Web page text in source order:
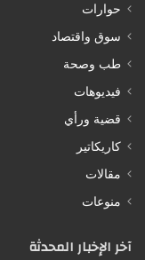
حوارات
سوق واقتصاد
طب وصحة
فيديوهات
قضية ورأي
كاريكاتير
مقالات
منوعات
آخر الإخبار المحدثة